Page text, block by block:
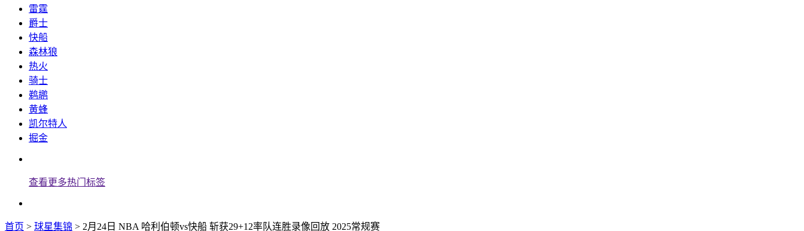
雷霆
爵士
快船
森林狼
热火
骑士
鹈鹕
黄蜂
凯尔特人
掘金
查看更多热门标签
首页 > 球星集锦 > 2月24日 NBA 哈利伯顿vs快船 斩获29+12率队连胜录像回放 2025常规赛